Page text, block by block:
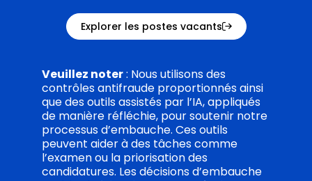
Explorer les postes vacants
Veuillez noter: Nous utilisons des
contrôles antifraude proportionnés ainsi
que des outils assistés par l’IA, appliqués
de manière réfléchie, pour soutenir notre
processus d’embauche. Ces outils
peuvent aider à des tâches comme
l’examen ou la priorisation des
candidatures. Les décisions d’embauche